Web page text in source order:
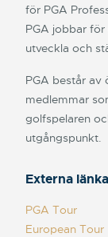
för PGA
PGA jobbar
utveckla och
PGA består av
medlemmar
golfspelaren
utgångspunkt.
Externa
PGA Tour
European Tour